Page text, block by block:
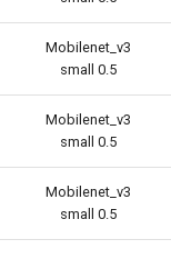
Mobilenet_v3
small 0.5
Mobilenet_v3
small 0.5
Mobilenet_v3
small 0.5